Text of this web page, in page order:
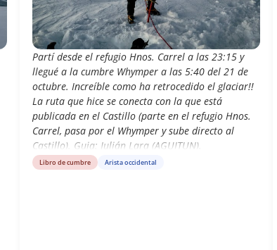
Partí desde el refugio Hnos. Carrel a las 23:15 y
llegué a la cumbre Whymper a las 5:40 del 21 de
octubre. Increíble como ha retrocedido el glaciar!!
La ruta que hice se conecta con la que está
publicada en el Castillo (parte en el refugio Hnos.
Carrel, pasa por el Whymper y sube directo al
Castillo). Guia: Julián Lara (AGUITUN).
Libro de cumbre Arista occidental